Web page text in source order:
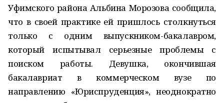
Уфимского района Альбина Морозова сообщила,
что в своей практике ей пришлось столкнуться
только с одним выпускником-бакалавром,
который испытывал серьезные проблемы с
поиском работы. Девушка, окончившая
бакалавриат в коммерческом вузе по
направлению «Юриспруденция», неоднократно